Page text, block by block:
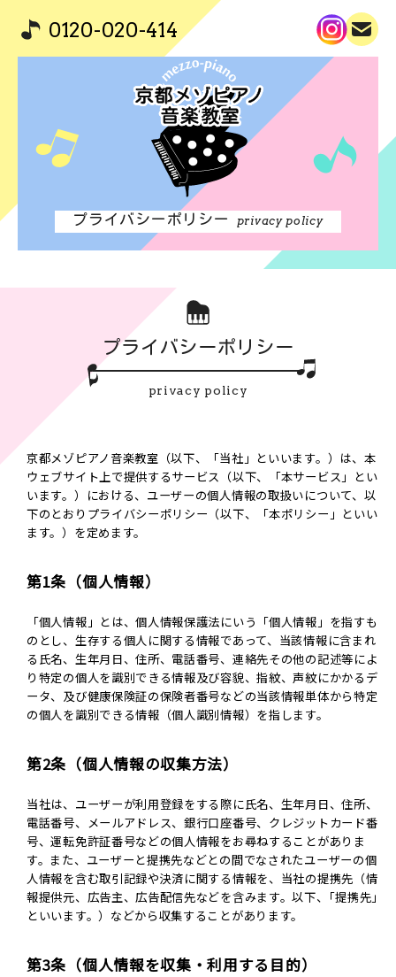
0120-020-414
プライバシーポリシー privacy policy
プライバシーポリシー
privacy policy
京都メゾピアノ音楽教室（以下、「当社」といいます。）は、本
ウェブサイト上で提供するサービス（以下、「本サービス」とい
います。）における、ユーザーの個人情報の取扱いについて、以
下のとおりプライバシーポリシー（以下、「本ポリシー」といい
ます。）を定めます。
第1条（個人情報）
「個人情報」とは、個人情報保護法にいう「個人情報」を指すも
のとし、生存する個人に関する情報であって、当該情報に含まれ
る氏名、生年月日、住所、電話番号、連絡先その他の記述等によ
り特定の個人を識別できる情報及び容貌、指紋、声紋にかかるデ
ータ、及び健康保険証の保険者番号などの当該情報単体から特定
の個人を識別できる情報（個人識別情報）を指します。
第2条（個人情報の収集方法）
当社は、ユーザーが利用登録をする際に氏名、生年月日、住所、
電話番号、メールアドレス、銀行口座番号、クレジットカード番
号、運転免許証番号などの個人情報をお尋ねすることがありま
す。また、ユーザーと提携先などとの間でなされたユーザーの個
人情報を含む取引記録や決済に関する情報を、当社の提携先（情
報提供元、広告主、広告配信先などを含みます。以下、｢提携先｣
といいます。）などから収集することがあります。
第3条（個人情報を収集・利用する目的）